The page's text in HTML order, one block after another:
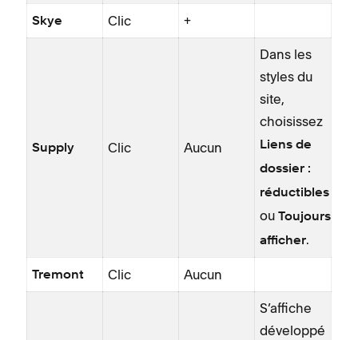
Skye Clic +
Supply Clic Aucun
Dans les
styles du
site,
choisissez
Liens de
dossier :
réductibles
ouToujours
afficher.
Tremont Clic Aucun
S’affiche
développé